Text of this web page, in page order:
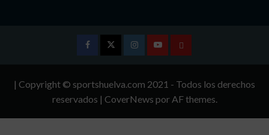
InstagramYoutubeTÉRMINOS
CONDICIONES
| Copyright © sportshuelva.com 2021 - Todos los derechos
reservados | CoverNews por AF themes.